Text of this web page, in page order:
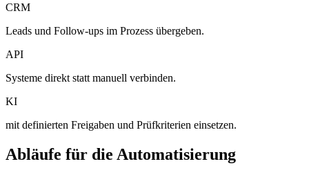
CRM
Leads und Follow-ups im Prozess übergeben.
API
Systeme direkt statt manuell verbinden.
KI
mit definierten Freigaben und Prüfkriterien einsetzen.
Abläufe für die Automatisierung